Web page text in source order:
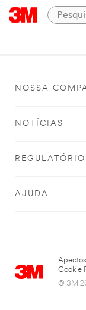
NOSSA
NOTÍCIAS
REGULATÓRIO
AJUDA
Cookie
© 3M